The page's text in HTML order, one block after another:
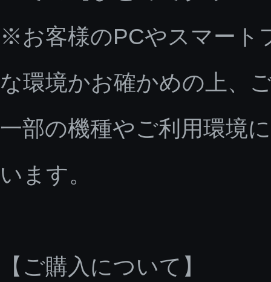
※お客様のPCやスマート
な環境かお確かめの上、
一部の機種やご利用環境
います。
【ご購入について】